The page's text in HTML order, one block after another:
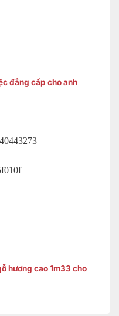
đẳng cấp cho anh
hương cao 1m33 cho